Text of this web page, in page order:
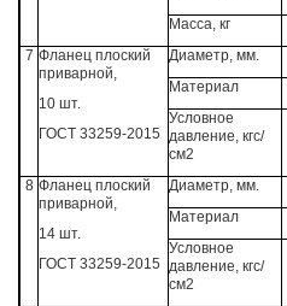
Масса, кг
7 Фланец плоский
приварной,
10 шт.
ГОСТ 33259-2015
Диаметр, мм.
Материал
Условное
давление, кгс/
см2
8 Фланец плоский
приварной,
14 шт.
ГОСТ 33259-2015
Диаметр, мм.
Материал
Условное
давление, кгс/
см2